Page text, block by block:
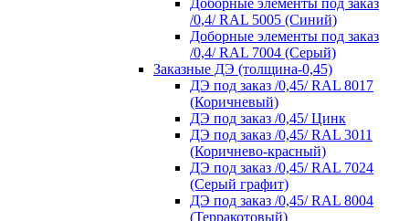
/0,4/ RAL 5005 (Синий)
Доборные элементы под заказ
/0,4/ RAL 7004 (Серый)
Заказные ДЭ (толщина-0,45)
ДЭ под заказ /0,45/ RAL 8017
(Коричневый)
ДЭ под заказ /0,45/ Цинк
ДЭ под заказ /0,45/ RAL 3011
(Коричнево-красный)
ДЭ под заказ /0,45/ RAL 7024
(Серый графит)
ДЭ под заказ /0,45/ RAL 8004
(Терракотовый)